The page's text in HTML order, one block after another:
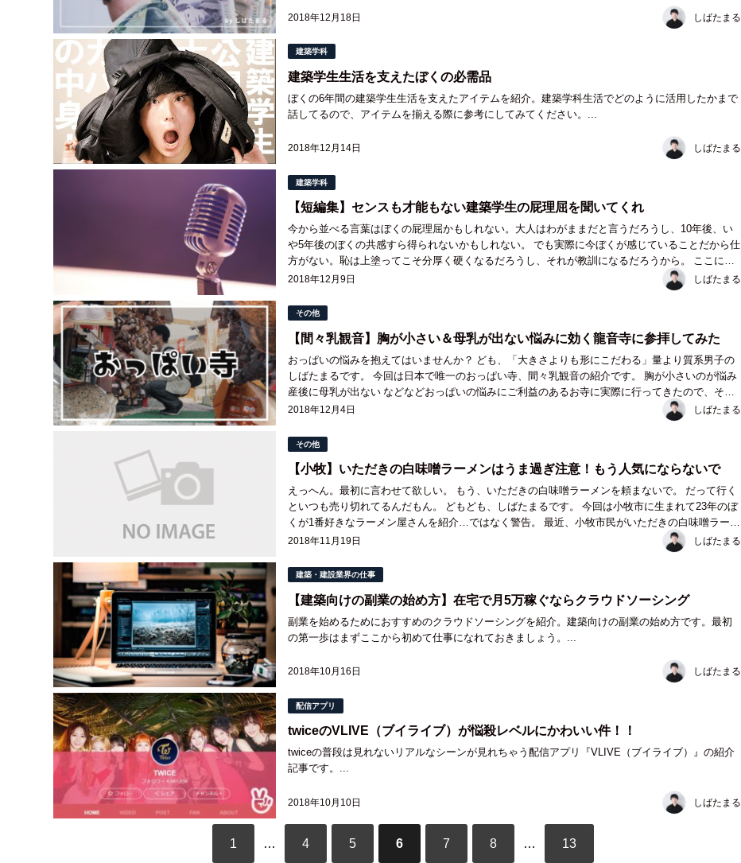
2018年12月18日 しばたまる
建築学科
建築学生生活を支えたぼくの必需品
2018年12月14日
ぼくの6年間の建築学生生活を支えたアイテムを紹介。建築学科生活でどのように活用したかまで
話してるので、アイテムを揃える際に参考にしてみてください。...
しばたまる
建築学科
【短編集】センスも才能もない建築学生の屁理屈を聞いてくれ
2018年12月9日
今から並べる言葉はぼくの屁理屈かもしれない。大人はわがままだと言うだろうし、10年後、い
や5年後のぼくの共感すら得られないかもしれない。 でも実際に今ぼくが感じていることだから仕
方がない。恥は上塗ってこそ分厚く硬くなるだろうし、それが教訓になるだろうから。 ここにぼ
くが6年間の建築学生生活で感じた違和感や鬱憤を屁理屈の...
しばたまる
その他
【間々乳観音】胸が小さい＆母乳が出ない悩みに効く龍音寺に参拝してみた
2018年12月4日
おっぱいの悩みを抱えてはいませんか？ ども、「大きさよりも形にこだわる」量より質系男子の
しばたまるです。 今回は日本で唯一のおっぱい寺、間々乳観音の紹介です。 胸が小さいのが悩み
産後に母乳が出ない などなどおっぱいの悩みにご利益のあるお寺に実際に行ってきたので、その
全貌を残して置きます。 この記事読んだらおっぱい...
しばたまる
その他
【小牧】いただきの白味噌ラーメンはうま過ぎ注意！もう人気にならないで
2018年11月19日
えっへん。最初に言わせて欲しい。 もう、いただきの白味噌ラーメンを頼まないで。 だって行く
といつも売り切れてるんだもん。 どもども、しばたまるです。 今回は小牧市に生まれて23年のぼ
くが1番好きなラーメン屋さんを紹介…ではなく警告。 最近、小牧市民がいただきの白味噌ラーメ
ンの旨さに気づいてぼくが食べに行くといつも売り...
しばたまる
建築・建設業界の仕事
【建築向けの副業の始め方】在宅で月5万稼ぐならクラウドソーシング
2018年10月16日
副業を始めるためにおすすめのクラウドソーシングを紹介。建築向けの副業の始め方です。最初
の第一歩はまずここから初めて仕事になれておきましょう。...
しばたまる
配信アプリ
twiceのVLIVE（ブイライブ）が悩殺レベルにかわいい件！！
2018年10月10日
twiceの普段は見れないリアルなシーンが見れちゃう配信アプリ『VLIVE（ブイライブ）』の紹介
記事です。...
しばたまる
1 4 5 6 7 8 13